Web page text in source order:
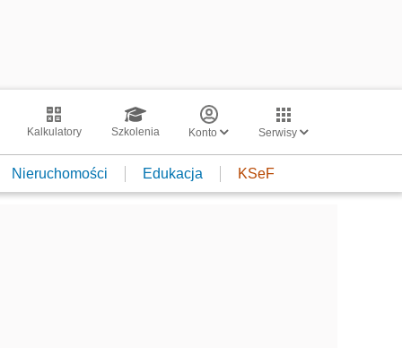
Kalkulatory Szkolenia Konto Serwisy
Nieruchomości Edukacja KSeF